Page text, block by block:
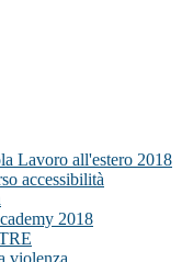
Lavoro all'estero 2018
accessibilità
2018